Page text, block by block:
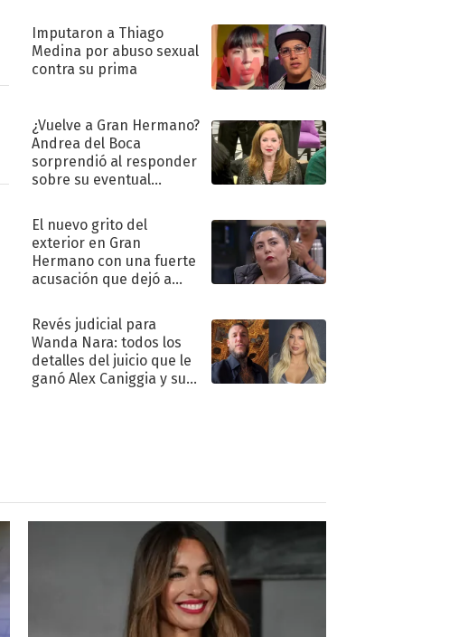
Imputaron a Thiago
Medina por abuso sexual
contra su prima
¿Vuelve a Gran Hermano?
Andrea del Boca
sorprendió al responder
sobre su eventual
El nuevo grito del
exterior en Gran
Hermano con una fuerte
acusación que dejó a
"Traidora"
Revés judicial para
Wanda Nara: todos los
detalles del juicio que le
ganó Alex Caniggia y sus